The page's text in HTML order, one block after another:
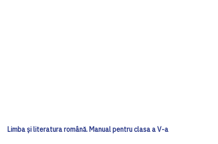
Limba și literatura română. Manual pentru clasa a V-a